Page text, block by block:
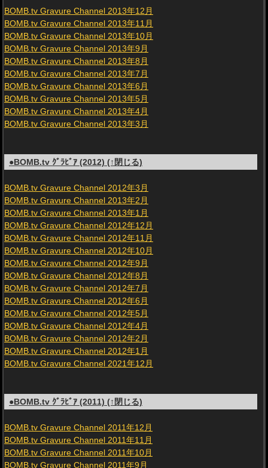
BOMB.tv Gravure Channel 2013年12月
BOMB.tv Gravure Channel 2013年11月
BOMB.tv Gravure Channel 2013年10月
BOMB.tv Gravure Channel 2013年9月
BOMB.tv Gravure Channel 2013年8月
BOMB.tv Gravure Channel 2013年7月
BOMB.tv Gravure Channel 2013年6月
BOMB.tv Gravure Channel 2013年5月
BOMB.tv Gravure Channel 2013年4月
BOMB.tv Gravure Channel 2013年3月
●BOMB.tv ｸﾞﾗﾋﾞｱ (2012) (↑閉じる)
BOMB.tv Gravure Channel 2012年3月
BOMB.tv Gravure Channel 2013年2月
BOMB.tv Gravure Channel 2013年1月
BOMB.tv Gravure Channel 2012年12月
BOMB.tv Gravure Channel 2012年11月
BOMB.tv Gravure Channel 2012年10月
BOMB.tv Gravure Channel 2012年9月
BOMB.tv Gravure Channel 2012年8月
BOMB.tv Gravure Channel 2012年7月
BOMB.tv Gravure Channel 2012年6月
BOMB.tv Gravure Channel 2012年5月
BOMB.tv Gravure Channel 2012年4月
BOMB.tv Gravure Channel 2012年2月
BOMB.tv Gravure Channel 2012年1月
BOMB.tv Gravure Channel 2021年12月
●BOMB.tv ｸﾞﾗﾋﾞｱ (2011) (↑閉じる)
BOMB.tv Gravure Channel 2011年12月
BOMB.tv Gravure Channel 2011年11月
BOMB.tv Gravure Channel 2011年10月
BOMB.tv Gravure Channel 2011年9月